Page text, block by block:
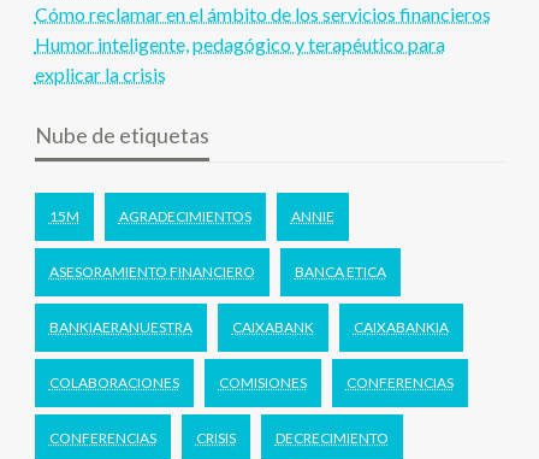
Cómo reclamar en el ámbito de los servicios financieros
Humor inteligente, pedagógico y terapéutico para
explicar la crisis
Nube de etiquetas
15M AGRADECIMIENTOS ANNIE
ASESORAMIENTO FINANCIERO BANCA ETICA
BANKIAERANUESTRA CAIXABANK CAIXABANKIA
COLABORACIONES COMISIONES CONFERENCIAS
CONFERENCIAS CRISIS DECRECIMIENTO